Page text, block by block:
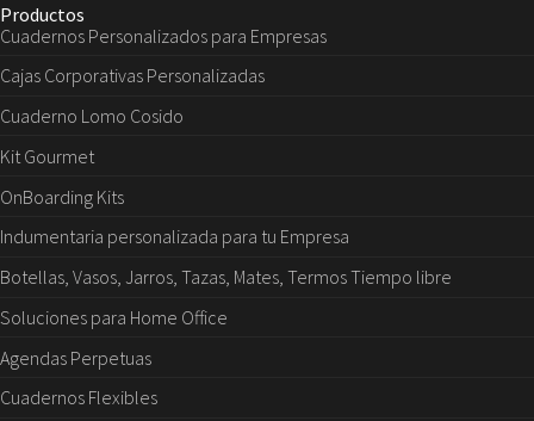
Productos
Cuadernos Personalizados para Empresas
Cajas Corporativas Personalizadas
Cuaderno Lomo Cosido
Kit Gourmet
OnBoarding Kits
Indumentaria personalizada para tu Empresa
Botellas, Vasos, Jarros, Tazas, Mates, Termos Tiempo libre
Soluciones para Home Office
Agendas Perpetuas
Cuadernos Flexibles